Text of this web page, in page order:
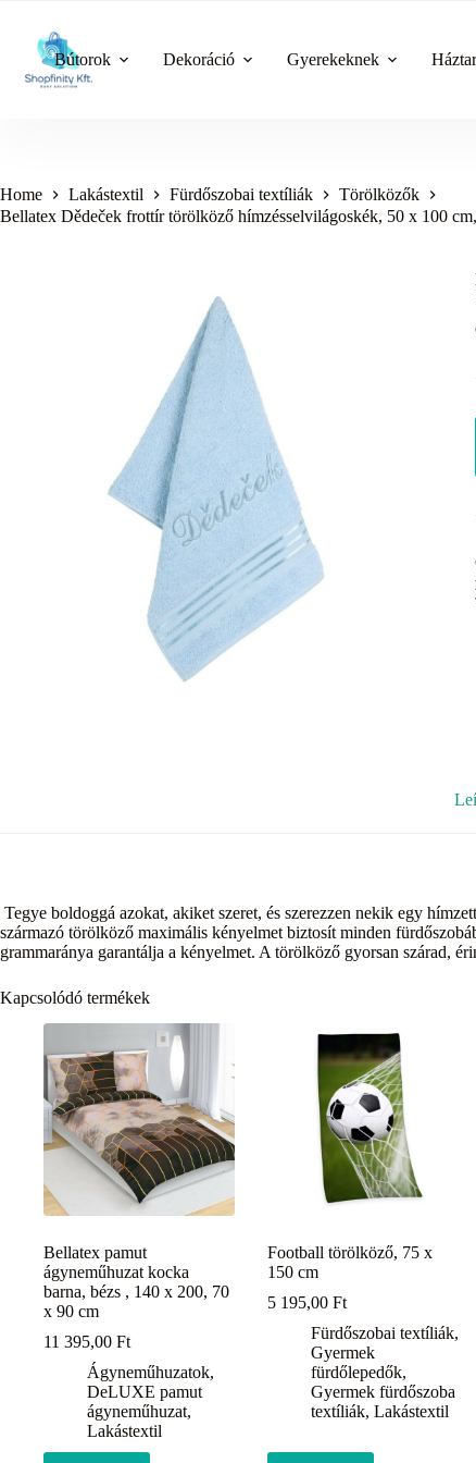
content
Bútorok Dekoráció Gyerekeknek
Home Lakástextil Fürdőszobai textíliák
Törölközők
Bellatex Dědeček frottír törölköző hímzésselvilágoskék, 50 x 100
Tegye boldoggá azokat, akiket szeret, és szerezzen nekik egy
származó törölköző maximális kényelmet biztosít minden
grammaránya garantálja a kényelmet. A törölköző gyorsan szárad,
Kapcsolódó termékek
Bellatex pamut
ágyneműhuzat kocka
barna, bézs , 140 x 200, 70
x 90 cm
11 395,00 Ft
Ágyneműhuzatok,
DeLUXE pamut
ágyneműhuzat,
Lakástextil
Football törölköző, 75 x
150 cm
5 195,00Ft
Fürdőszobai textíliák,
Gyermek
fürdőlepedők,
Gyermek fürdőszoba
textíliák,Lakástextil